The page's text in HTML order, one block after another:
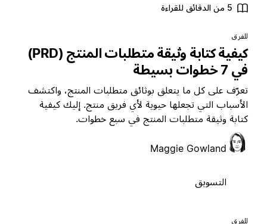
5 من الدقائق للقراءة
كيفية كتابة وثيقة متطلبات المنتج (PRD)
على كل ما يتعلق بوثائق متطلبات المنتج، واكتشف
التي تجعلها حيوية لأي فريق منتج. إليك كيفية
وثيقة متطلبات المنتج في سبع خطوات.
Maggie Gowland
التسويق